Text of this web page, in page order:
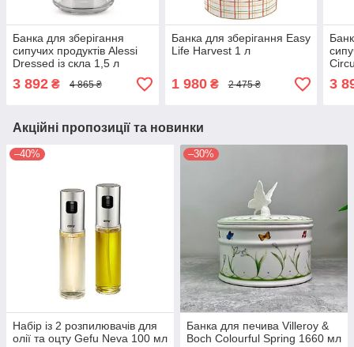
Банка для зберігання
сипучих продуктів Alessi
Dressed із скла 1,5 л
3 892 ₴ 4 865 ₴
Банка для зберігання Easy
Life Harvest 1 л
1 980₴ 2 475 ₴ 3
Акційні пропозиції та новинки
–40%
Набір із 2 розпилювачів для
олії та оцту Gefu Neva 100 мл
–30%
Банка для печива Villeroy &
Boch Colourful Spring 1660 мл